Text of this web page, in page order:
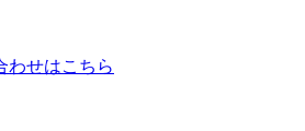
わせはこちら